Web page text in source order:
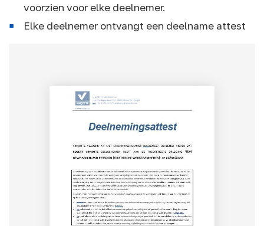
voorzien voor elke deelnemer.
Elke deelnemer ontvangt een deelname attest